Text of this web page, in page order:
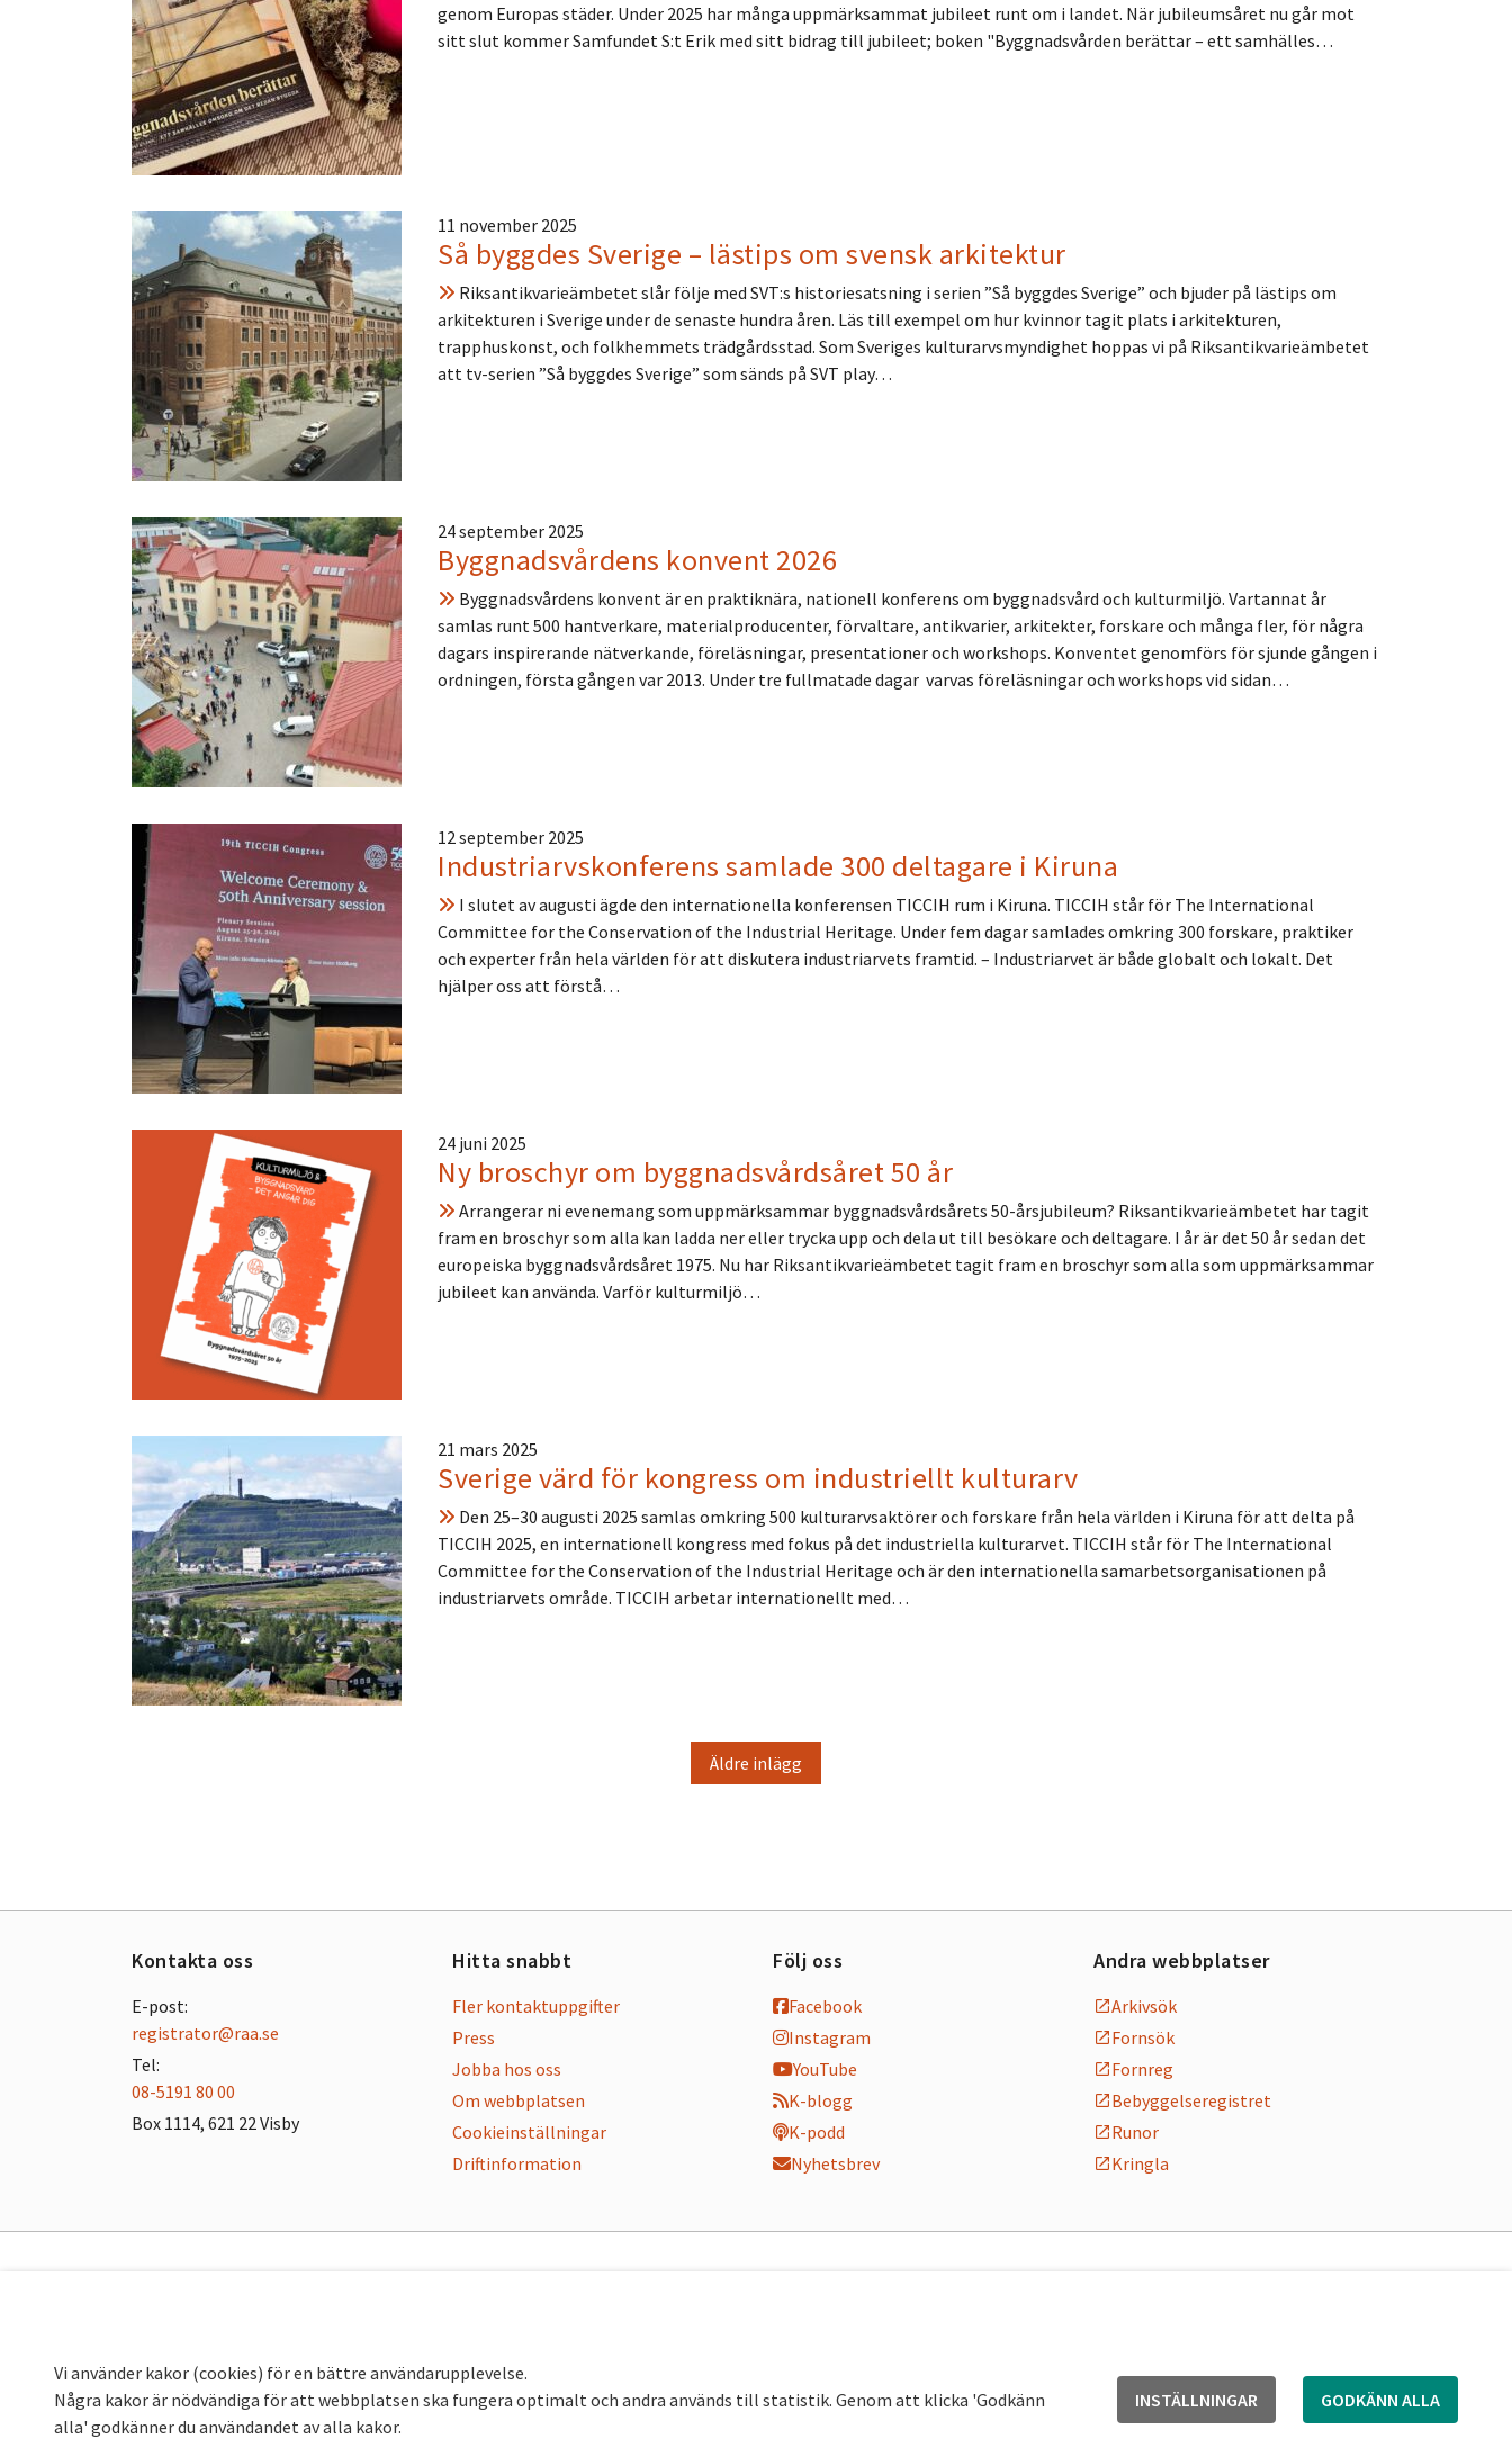
genom Europas städer. Under 2025 har många uppmärksammat jubileet runt om i landet. När jubileumsåret nu går mot
sitt slut kommer Samfundet S:t Erik med sitt bidrag till jubileet; boken "Byggnadsvården berättar – ett samhälles…
11 november 2025
Så byggdes Sverige – lästips om svensk arkitektur
Riksantikvarieämbetet slår följe med SVT:s historiesatsning i serien ”Så byggdes Sverige” och bjuder på lästips om
arkitekturen i Sverige under de senaste hundra åren. Läs till exempel om hur kvinnor tagit plats i arkitekturen,
trapphuskonst, och folkhemmets trädgårdsstad. Som Sveriges kulturarvsmyndighet hoppas vi på Riksantikvarieämbetet
att tv-serien ”Så byggdes Sverige” som sänds på SVT play…
24 september 2025
Byggnadsvårdens konvent 2026
Byggnadsvårdens konvent är en praktiknära, nationell konferens om byggnadsvård och kulturmiljö. Vartannat år
samlas runt 500 hantverkare, materialproducenter, förvaltare, antikvarier, arkitekter, forskare och många fler, för några
dagars inspirerande nätverkande, föreläsningar, presentationer och workshops. Konventet genomförs för sjunde gången i
ordningen, första gången var 2013. Under tre fullmatade dagar varvas föreläsningar och workshops vid sidan…
12 september 2025
Industriarvskonferens samlade 300 deltagare i Kiruna
I slutet av augusti ägde den internationella konferensen TICCIH rum i Kiruna. TICCIH står för The International
Committee for the Conservation of the Industrial Heritage. Under fem dagar samlades omkring 300 forskare, praktiker
och experter från hela världen för att diskutera industriarvets framtid. – Industriarvet är både globalt och lokalt. Det
hjälper oss att förstå…
24 juni 2025
Ny broschyr om byggnadsvårdsåret 50 år
Arrangerar ni evenemang som uppmärksammar byggnadsvårdsårets 50-årsjubileum? Riksantikvarieämbetet har tagit
fram en broschyr som alla kan ladda ner eller trycka upp och dela ut till besökare och deltagare. I år är det 50 år sedan det
europeiska byggnadsvårdsåret 1975. Nu har Riksantikvarieämbetet tagit fram en broschyr som alla som uppmärksammar
jubileet kan använda. Varför kulturmiljö…
21 mars 2025
Sverige värd för kongress om industriellt kulturarv
Den 25–30 augusti 2025 samlas omkring 500 kulturarvsaktörer och forskare från hela världen i Kiruna för att delta på
TICCIH 2025, en internationell kongress med fokus på det industriella kulturarvet. TICCIH står för The International
Committee for the Conservation of the Industrial Heritage och är den internationella samarbetsorganisationen på
industriarvets område. TICCIH arbetar internationellt med…
Äldre inlägg
Kontakta oss
E-post:
registrator@raa.se
Tel:
08-5191 80 00
Box 1114, 621 22 Visby
Hitta snabbt
Fler kontaktuppgifter
Press
Jobba hos oss
Om webbplatsen
Cookieinställningar
Driftinformation
Följ oss
Facebook
Instagram
YouTube
K-blogg
K-podd
Nyhetsbrev
Andra webbplatser
Arkivsök
Fornsök
Fornreg
Bebyggelseregistret
Runor
Kringla
Vi använder kakor (cookies) för en bättre användarupplevelse.
Några kakor är nödvändiga för att webbplatsen ska fungera optimalt och andra används till statistik. Genom att klicka 'Godkänn
alla' godkänner du användandet av alla kakor.
INSTÄLLNINGAR GODKÄNN ALLA